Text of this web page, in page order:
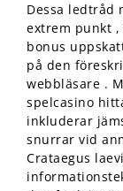
Dessa ledtråd
extrem punkt
bonus
på den
webbläsare .
spelcasino
inkluderar
snurrar vid
Crataegus